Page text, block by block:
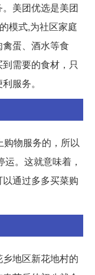
美团优选是美团
模式,为社区家庭
蛋、酒水等食
需要的食材，只
服务。
物服务的，所以
。这就意味着，
通过多多买菜购
地区新花地村的